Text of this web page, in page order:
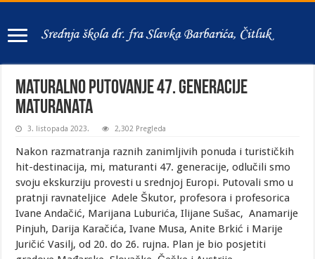
Maturalno putovanje 47. generacije
maturanata
3. listopada 2023. 2,302 Pregleda
Nakon razmatranja raznih zanimljivih ponuda i turističkih
hit-destinacija, mi, maturanti 47. generacije, odlučili smo
svoju ekskurziju provesti u srednjoj Europi. Putovali smo u
pratnji ravnateljice Adele Škutor, profesora i profesorica
Ivane Andačić, Marijana Luburića, Ilijane Sušac, Anamarije
Pinjuh, Darija Karačića, Ivane Musa, Anite Brkić i Marije
Juričić Vasilj, od 20. do 26. rujna. Plan je bio posjetiti